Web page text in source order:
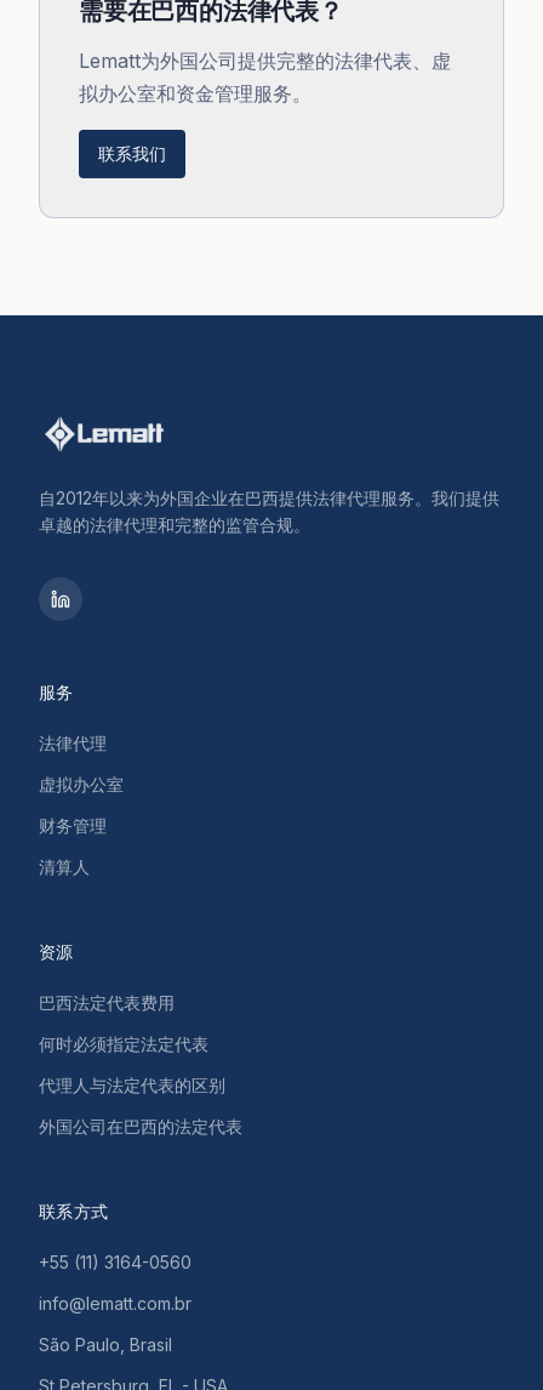
需要在巴西的法律代表？
Lematt为外国公司提供完整的法律代表、虚
拟办公室和资金管理服务。
联系我们
自2012年以来为外国企业在巴西提供法律代理服务。我们提供
卓越的法律代理和完整的监管合规。
服务
法律代理
虚拟办公室
财务管理
清算人
资源
巴西法定代表费用
何时必须指定法定代表
代理人与法定代表的区别
外国公司在巴西的法定代表
联系方式
+55 (11) 3164-0560
info@lematt.com.br
São Paulo, Brasil
St Petersburg, FL - USA